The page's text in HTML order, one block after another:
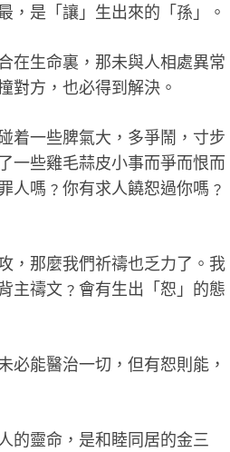
，是「讓」生出來的「孫」。
在生命裏，那未與人相處異常
對方，也必得到解決。
着一些脾氣大，多爭鬧，寸步
一些雞毛蒜皮小事而爭而恨而
人嗎﹖你有求人饒恕過你嗎﹖
，那麼我們祈禱也乏力了。我
主禱文﹖會有生出「恕」的態
必能醫治一切，但有恕則能，
的靈命，是和睦同居的金三